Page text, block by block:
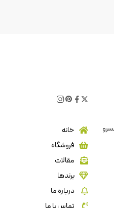
خانه
فروشگاه
مقالات
برندها
درباره ما